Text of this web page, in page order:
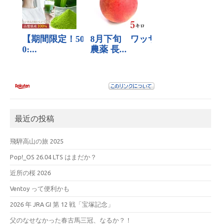
最近の投稿
飛騨高山の旅 2025
Pop!_OS 26.04 LTS はまだか？
近所の桜 2026
Ventoy って便利かも
2026 年 JRA GI 第 12 戦「宝塚記念」
父のなせなかった春古馬三冠、なるか？！